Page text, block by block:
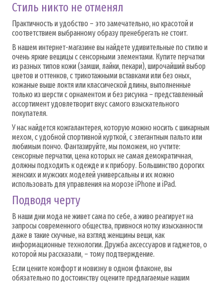
Стиль никто не отменял
Практичность и удобство – это замечательно, но красотой и
соответствием выбранному образу пренебрегать не стоит.
В нашем интернет-магазине вы найдете удивительные по стилю и
очень яркие вещицы с сенсорными элементами. Купите перчатки
из разных типов кожи (замши, лайки, пекари), широчайший выбор
цветов и оттенков, с трикотажными вставками или без оных,
кожаные выше локтя или классической длины, выполненные
только из шерсти с орнаментом и без рисунка – представленный
ассортимент удовлетворит вкус самого взыскательного
покупателя.
У нас найдется кожгалантерея, которую можно носить с шикарным
мехом, с удобной спортивной курткой, с элегантным пальто или
любимым пончо. Фантазируйте, мы поможем, но учтите:
сенсорные перчатки, цена которых не самая демократичная,
должны подходить к одежде и к прибору. Большинство дорогих
женских и мужских моделей универсальны и их можно
использовать для управления на морозе iPhone и iPad.
Подводя черту
В наши дни мода не живет сама по себе, а живо реагирует на
запросы современного общества, привнося нотку изысканности
даже в такие скучные, на взгляд женщины вещи, как
информационные технологии. Дружба аксессуаров и гаджетов, о
которой мы рассказали, – тому подтверждение.
Если цените комфорт и новизну в одном флаконе, вы
обязательно по достоинству оцените предлагаемые нашим